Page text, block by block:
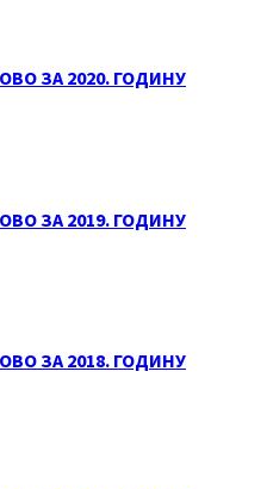
ЗА 2020. ГОДИНУ
ЗА 2019. ГОДИНУ
ЗА 2018. ГОДИНУ